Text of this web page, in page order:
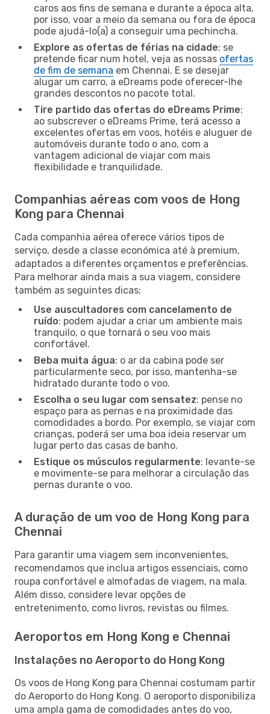
caros aos fins de semana e durante a época alta,
por isso, voar a meio da semana ou fora de época
pode ajudá-lo(a) a conseguir uma pechincha.
Explore as ofertas de férias na cidade: se
pretende ficar num hotel, veja as nossas ofertas
de fim de semana em Chennai. E se desejar
alugar um carro, a eDreams pode oferecer-lhe
grandes descontos no pacote total.
Tire partido das ofertas do eDreams Prime:
ao subscrever o eDreams Prime, terá acesso a
excelentes ofertas em voos, hotéis e aluguer de
automóveis durante todo o ano, com a
vantagem adicional de viajar com mais
flexibilidade e tranquilidade.
Companhias aéreas com voos de Hong
Kong para Chennai
Cada companhia aérea oferece vários tipos de
serviço, desde a classe económica até à premium,
adaptados a diferentes orçamentos e preferências.
Para melhorar ainda mais a sua viagem, considere
também as seguintes dicas:
Use auscultadores com cancelamento de
ruído: podem ajudar a criar um ambiente mais
tranquilo, o que tornará o seu voo mais
confortável.
Beba muita água: o ar da cabina pode ser
particularmente seco, por isso, mantenha-se
hidratado durante todo o voo.
Escolha o seu lugar com sensatez: pense no
espaço para as pernas e na proximidade das
comodidades a bordo. Por exemplo, se viajar com
crianças, poderá ser uma boa ideia reservar um
lugar perto das casas de banho.
Estique os músculos regularmente: levante-se
e movimente-se para melhorar a circulação das
pernas durante o voo.
A duração de um voo de Hong Kong para
Chennai
Para garantir uma viagem sem inconvenientes,
recomendamos que inclua artigos essenciais, como
roupa confortável e almofadas de viagem, na mala.
Além disso, considere levar opções de
entretenimento, como livros, revistas ou filmes.
Aeroportos em Hong Kong e Chennai
Instalações no Aeroporto do Hong Kong
Os voos de Hong Kong para Chennai costumam partir
do Aeroporto do Hong Kong. O aeroporto disponibiliza
uma ampla gama de comodidades antes do voo,